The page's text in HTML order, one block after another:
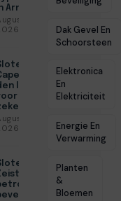
Arnhem
7,
aan
IJssel
3,
voor
Dak Gevel En
Schoorsteen
Elektronica
En
Elektriciteit
Energie En
Verwarming
Planten
&
Bloemen